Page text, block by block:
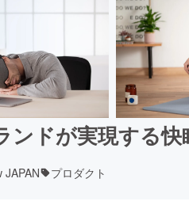
ンドが実現する
JAPAN プロダクト